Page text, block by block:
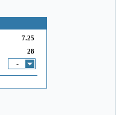
7.25
28
-